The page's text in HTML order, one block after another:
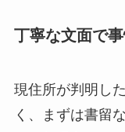
丁寧な文面で
現住所が判明し
く、まずは書留